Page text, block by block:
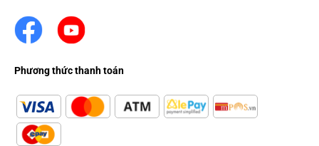
Phương thức thanh toán